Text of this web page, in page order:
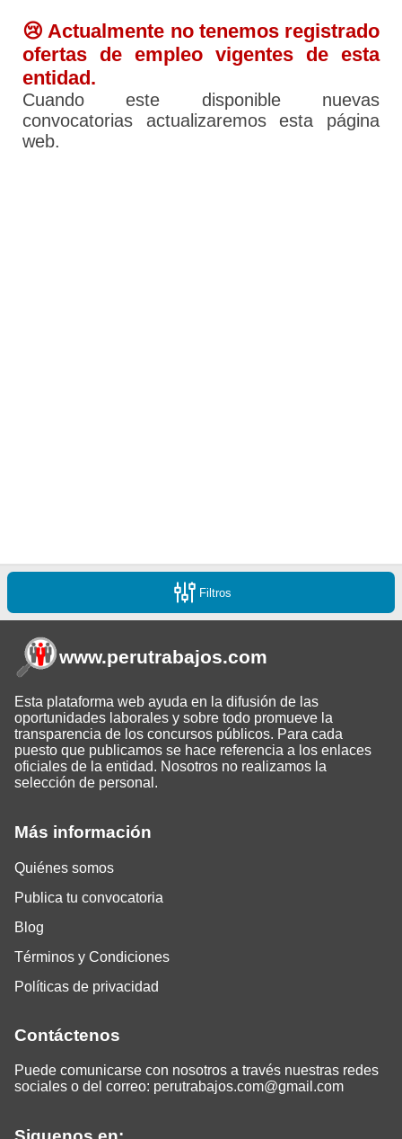
😢 Actualmente no tenemos registrado
ofertas de empleo vigentes de esta
entidad.
Cuando este disponible nuevas
convocatorias actualizaremos esta página
web.
Filtros
Más información
Quiénes somos
Publica tu convocatoria
Blog
Términos y Condiciones
Políticas de privacidad
Contáctenos
Puede comunicarse con nosotros a través nuestras redes
sociales o del correo: perutrabajos.com@gmail.com
www.perutrabajos.com
Esta plataforma web ayuda en la difusión de las
oportunidades laborales y sobre todo promueve la
transparencia de los concursos públicos. Para cada
puesto que publicamos se hace referencia a los enlaces
oficiales de la entidad. Nosotros no realizamos la
selección de personal.